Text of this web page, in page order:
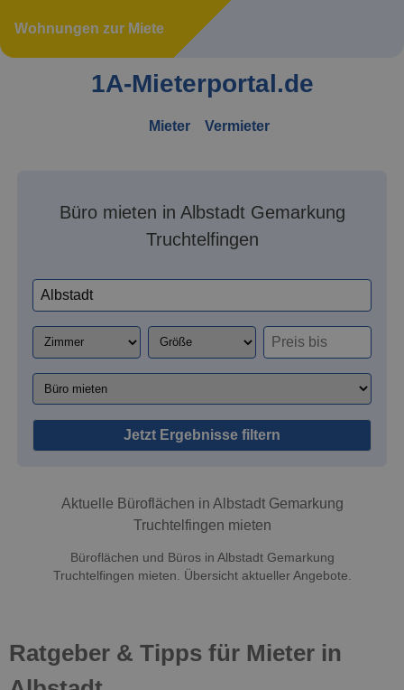
Wohnungen zur Miete
1A-Mieterportal.de
Mieter Vermieter
Büro mieten in Albstadt Gemarkung
Truchtelfingen
Jetzt Ergebnisse filtern
Aktuelle Büroflächen in Albstadt Gemarkung
Truchtelfingen mieten
Büroflächen und Büros in Albstadt Gemarkung
Truchtelfingen mieten. Übersicht aktueller Angebote.
Ratgeber & Tipps für Mieter in